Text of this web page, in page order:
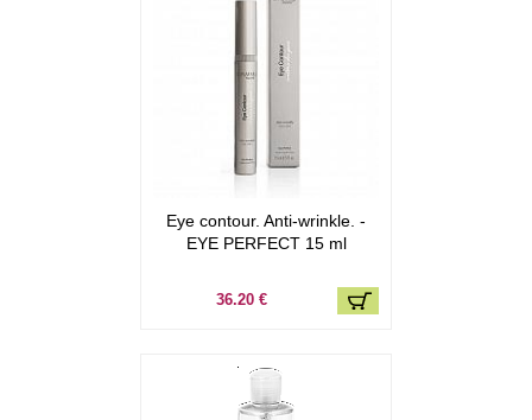
Eye contour. Anti-wrinkle. -
EYE PERFECT 15 ml
36.20 €